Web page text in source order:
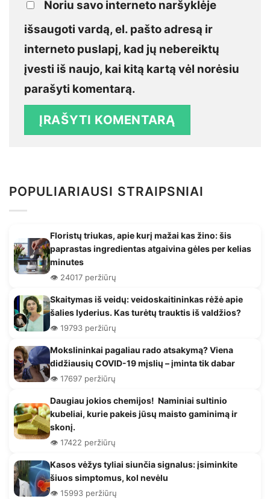
Noriu savo interneto naršyklėje
išsaugoti vardą, el. pašto adresą ir
interneto puslapį, kad jų nebereiktų
įvesti iš naujo, kai kitą kartą vėl norėsiu
parašyti komentarą.
POPULIARIAUSI STRAIPSNIAI
Floristų triukas, apie kurį mažai kas žino: šis
paprastas ingredientas atgaivina gėles per kelias
minutes
👁️ 24017 peržiūrų
Skaitymas iš veidų: veidoskaitininkas rėžė apie
šalies lyderius. Kas turėtų trauktis iš valdžios?
👁️ 19793 peržiūrų
Mokslininkai pagaliau rado atsakymą? Viena
didžiausių COVID-19 mįslių – įminta tik dabar
👁️ 17697 peržiūrų
Daugiau jokios chemijos! Naminiai sultinio
kubeliai, kurie pakeis jūsų maisto gaminimą ir
skonį.
👁️ 17422 peržiūrų
Kasos vėžys tyliai siunčia signalus: įsiminkite
šiuos simptomus, kol nevėlu
👁️ 15993 peržiūrų